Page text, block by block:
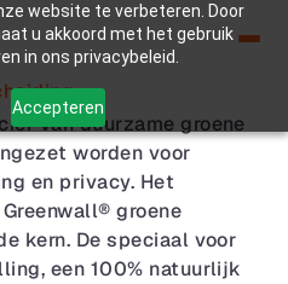
website te verbeteren. Door
u akkoord met het gebruik
in ons privacybeleid.
Accepteren
van duurzame groene
worden voor
en privacy. Het
groene
kern. De speciaal voor
een 100% natuurlijk